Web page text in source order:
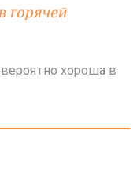
горячей
хороша в